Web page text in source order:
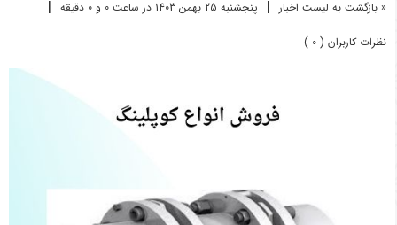
« بازگشت به لیست اخبار | پنجشنبه 25 بهمن 1403 در ساعت 0 و 0 دقیقه |
نظرات کاربران ( 0 )